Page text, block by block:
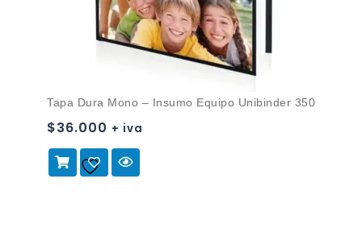
Tapa Dura Mono – Insumo Equipo Unibinder 350
$36.000 + iva